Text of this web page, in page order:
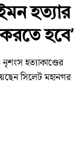
হত্যার
হবে’
হত্যাকাণ্ডের
সিলেট মহানগর